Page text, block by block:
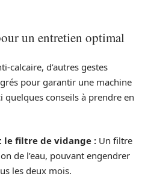
un entretien optimal
calcaire, d’autres gestes
pour garantir une machine
quelques conseils à prendre en
filtre de vidange : Un filtre
de l’eau, pouvant engendrer
les deux mois.